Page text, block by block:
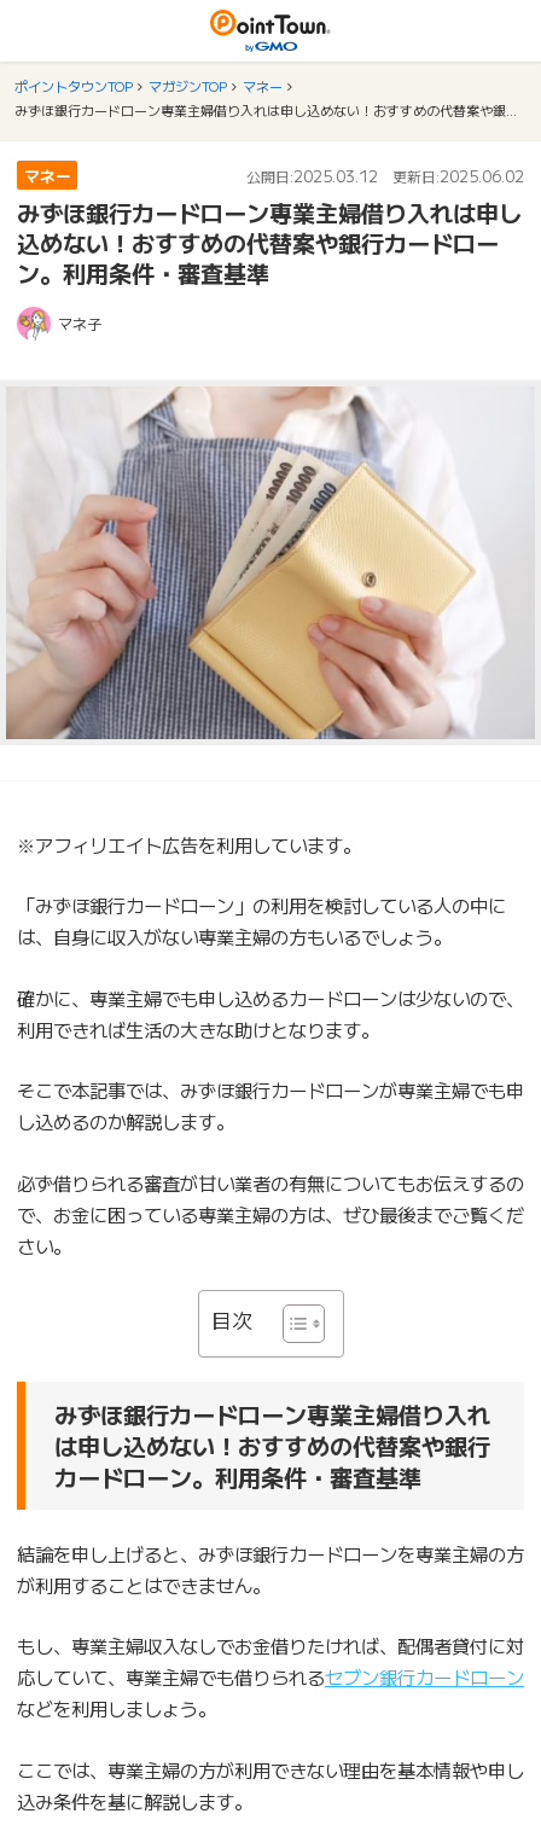
ポイントタウンTOP マガジンTOP
マネー
マネー 公開日:2025.03.12 更新日:2025.06.02
みずほ銀行カードローン専業主婦借り入れは申し
込めない！おすすめの代替案や銀行カードロー
ン。利用条件・審査基準
マネ子
※アフィリエイト広告を利用しています。
「みずほ銀行カードローン」の利用を検討している人の中に
は、自身に収入がない専業主婦の方もいるでしょう。
確かに、専業主婦でも申し込めるカードローンは少ないので、
利用できれば生活の大きな助けとなります。
そこで本記事では、みずほ銀行カードローンが専業主婦でも申
し込めるのか解説します。
必ず借りられる審査が甘い業者の有無についてもお伝えするの
で、お金に困っている専業主婦の方は、ぜひ最後までご覧くだ
さい。
目次
みずほ銀行カードローン専業主婦借り入れ
は申し込めない！おすすめの代替案や銀行
カードローン。利用条件・審査基準
結論を申し上げると、みずほ銀行カードローンを専業主婦の方
が利用することはできません。
もし、専業主婦収入なしでお金借りたければ、配偶者貸付に対
応していて、専業主婦でも借りられるセブン銀行カードローン
などを利用しましょう。
ここでは、専業主婦の方が利用できない理由を基本情報や申し
込み条件を基に解説します。